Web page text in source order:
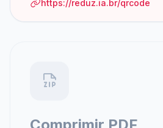
https://reduz.ia.br/qrcode